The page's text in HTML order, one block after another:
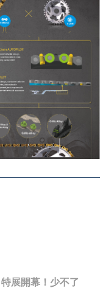
展開幕！少不了